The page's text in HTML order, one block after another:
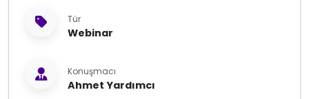
Tür
Webinar
Konuşmacı
Ahmet Yardımcı